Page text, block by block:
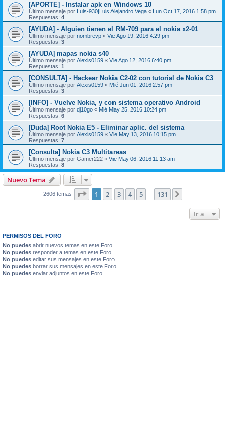
[APORTE] - Instalar apk en Windows 10
Último mensaje por Luis-930|Luis Alejandro Vega «
Lun Oct 17, 2016 1:58 pm
Respuestas: 4
[AYUDA] - Alguien tienen el RM-709 para el nokia x2-01
Último mensaje por nombrevp « Vie Ago 19, 2016 4:29 pm
Respuestas: 3
[AYUDA] mapas nokia s40
Último mensaje por Alexis0159 « Vie Ago 12, 2016 6:40 pm
Respuestas: 1
[CONSULTA] - Hackear Nokia C2-02 con tutorial de Nokia C3
Último mensaje por Alexis0159 « Mié Jun 01, 2016 2:57 pm
Respuestas: 3
[INFO] - Vuelve Nokia, y con sistema operativo Android
Último mensaje por dj10go « Mié May 25, 2016 10:24 pm
Respuestas: 6
[Duda] Root Nokia E5 - Eliminar aplic. del sistema
Último mensaje por Alexis0159 « Vie May 13, 2016 10:15 pm
Respuestas: 7
[Consulta] Nokia C3 Multitareas
Último mensaje por Gamer222 « Vie May 06, 2016 11:13 am
Respuestas: 8
Nuevo Tema
2606 temas Página de 131
1 2 3 4 5 131
Ir a
PERMISOS DEL FORO
No puedes abrir nuevos temas en este Foro
No puedes responder a temas en este Foro
No puedes editar sus mensajes en este Foro
No puedes borrar sus mensajes en este Foro
No puedes enviar adjuntos en este Foro